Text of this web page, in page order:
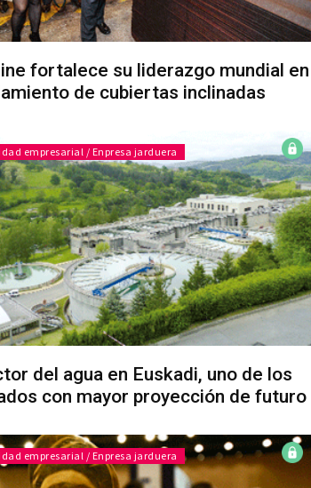
fortalece su liderazgo mundial en
de cubiertas inclinadas
empresarial / Enpresa jarduera
del agua en Euskadi, uno de los
con mayor proyección de futuro
empresarial / Enpresa jarduera